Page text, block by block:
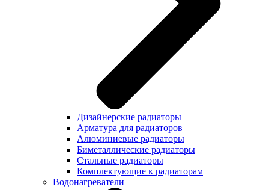
Дизайнерские радиаторы
Арматура для радиаторов
Алюминиевые радиаторы
Биметаллические радиаторы
Стальные радиаторы
Комплектующие к радиаторам
Водонагреватели